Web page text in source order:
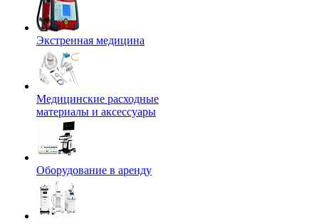
Экстренная медицина
Медицинские расходные
материалы и аксессуары
Оборудование в аренду